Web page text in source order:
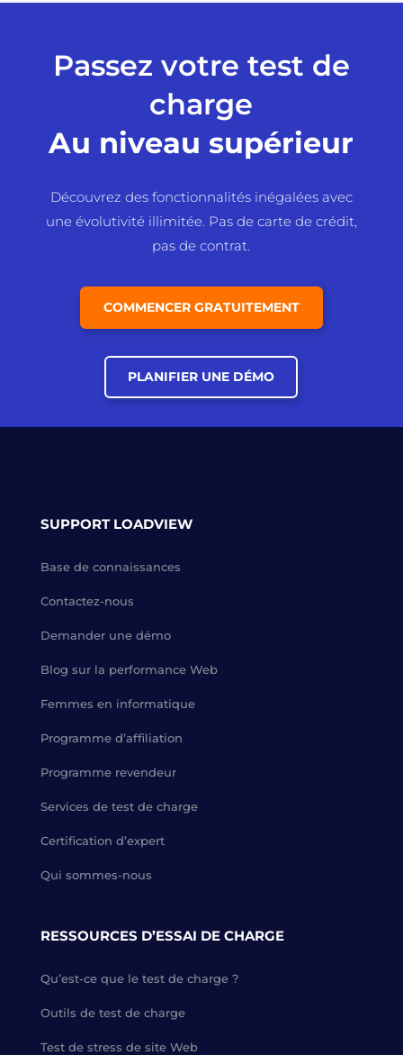
Passez votre test de
charge
Au niveau supérieur
Découvrez des fonctionnalités inégalées avec
une évolutivité illimitée. Pas de carte de crédit,
pas de contrat.
COMMENCER GRATUITEMENT
PLANIFIER UNE DÉMO
SUPPORT LOADVIEW
Base de connaissances
Contactez-nous
Demander une démo
Blog sur la performance Web
Femmes en informatique
Programme d’affiliation
Programme revendeur
Services de test de charge
Certification d’expert
Qui sommes-nous
RESSOURCES D’ESSAI DE CHARGE
Qu’est-ce que le test de charge ?
Outils de test de charge
Test de stress de site Web